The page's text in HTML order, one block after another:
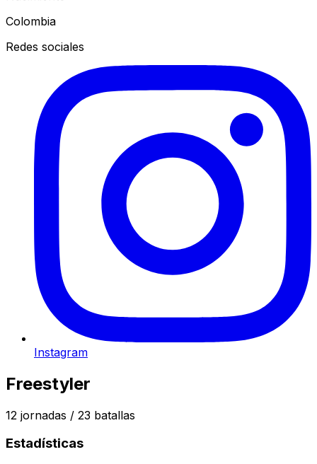
Colombia
Redes sociales
Instagram
Freestyler
12 jornadas / 23 batallas
Estadísticas